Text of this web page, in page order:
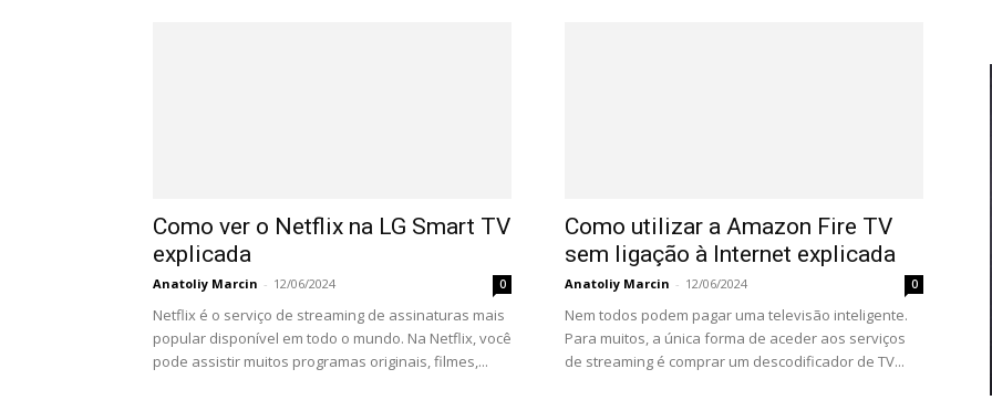
Como ver o Netflix na LG Smart TV
explicada
Anatoliy Marcin - 12/06/2024 0
Netflix é o serviço de streaming de assinaturas mais
popular disponível em todo o mundo. Na Netflix, você
pode assistir muitos programas originais, filmes,...
Como utilizar a Amazon Fire TV
sem ligação à Internet explicada
Anatoliy Marcin - 12/06/2024 0
Nem todos podem pagar uma televisão inteligente.
Para muitos, a única forma de aceder aos serviços
de streaming é comprar um descodificador de TV...